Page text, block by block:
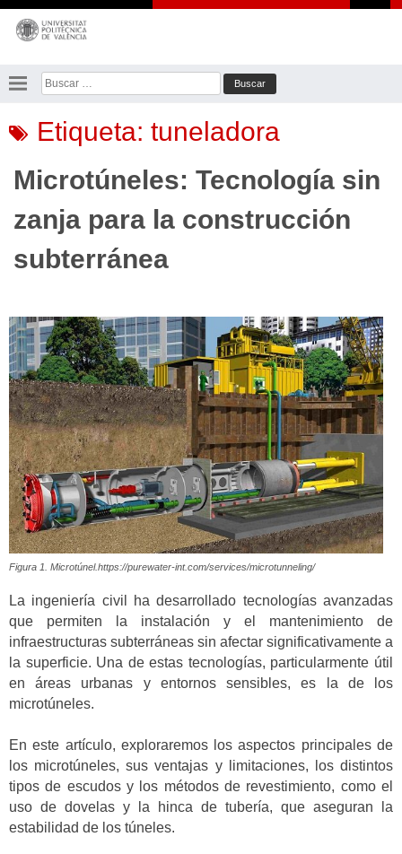
Saltar
contenido
Buscar:
Etiqueta: tuneladora
Microtúneles: Tecnología sin
zanja para la construcción
subterránea
Figura 1. Microtúnel.https://purewater-int.com/services/microtunneling/
La ingeniería civil ha desarrollado tecnologías avanzadas
que permiten la instalación y el mantenimiento de
infraestructuras subterráneas sin afectar significativamente a
la superficie. Una de estas tecnologías, particularmente útil
en áreas urbanas y entornos sensibles, es la de los
microtúneles.
En este artículo, exploraremos los aspectos principales de
los microtúneles, sus ventajas y limitaciones, los distintos
tipos de escudos y los métodos de revestimiento, como el
uso de dovelas y la hinca de tubería, que aseguran la
estabilidad de los túneles.